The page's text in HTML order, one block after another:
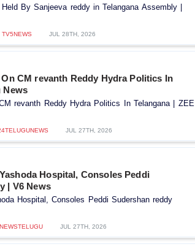
By Sanjeeva reddy in Telangana Assembly |
TV5NEWS JUL 28TH, 2026
CM revanth Reddy Hydra Politics In
News
revanth Reddy Hydra Politics In Telangana | ZEE
JUL 27TH, 2026
Hospital, Consoles Peddi
| V6 News
Hospital, Consoles Peddi Sudershan reddy
JUL 27TH, 2026